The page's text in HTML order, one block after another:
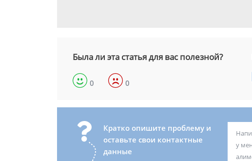
Была ли эта статья для вас полезной?
0 0
Кратко опишите проблему и
оставьте свои контактные
данные